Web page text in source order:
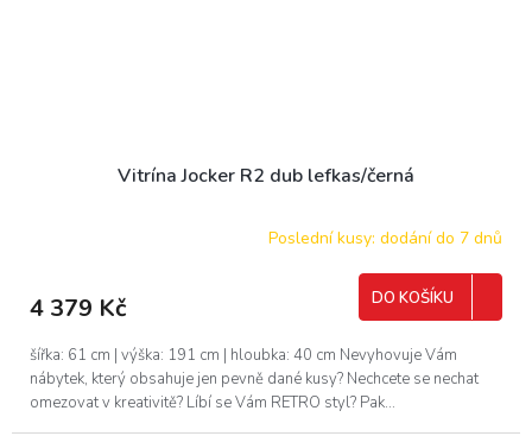
Vitrína Jocker R2 dub lefkas/černá
Poslední kusy: dodání do 7 dnů
4 379 Kč DO KOŠÍKU
šířka: 61 cm | výška: 191 cm | hloubka: 40 cm Nevyhovuje Vám
nábytek, který obsahuje jen pevně dané kusy? Nechcete se nechat
omezovat v kreativitě? Líbí se Vám RETRO styl? Pak...